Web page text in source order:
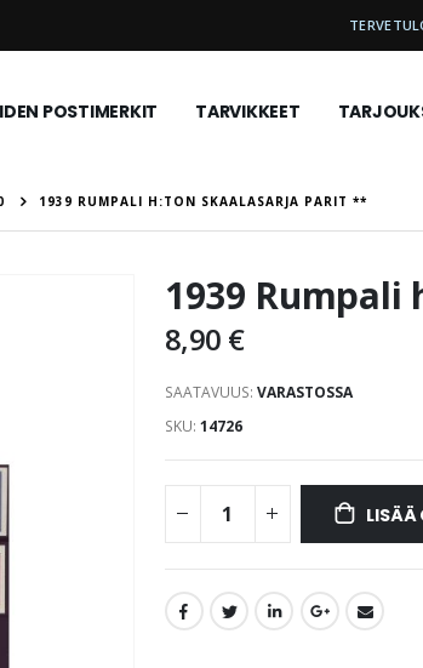
POSTIMERKIT TARVIKKEET
1939 RUMPALI H:TON SKAALASARJA PARIT **
1939
8,90 €
SAATAVUUS: VARASTOSSA
SKU 14726
LISÄÄ